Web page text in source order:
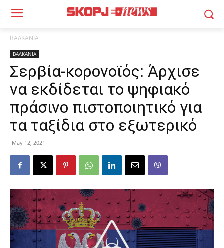
ΒΑΛΚΑΝΙΑ
ΒΑΛΚΑΝΙΑ
Σερβία-κορονοϊός: Άρχισε
να εκδίδεται το ψηφιακό
πράσινο πιστοποιητικό για
τα ταξίδια στο εξωτερικό
May 12, 2021